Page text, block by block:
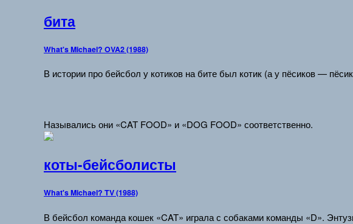
бита
What's Michael? OVA2 (1988)
В истории про бейсбол у котиков на бите был котик (а у пёсиков —
Назывались они «CAT FOOD» и «DOG FOOD» соответственно.
коты-бейсболисты
What's Michael? TV (1988)
В бейсбол команда кошек «CAT» играла с собаками команды «D».